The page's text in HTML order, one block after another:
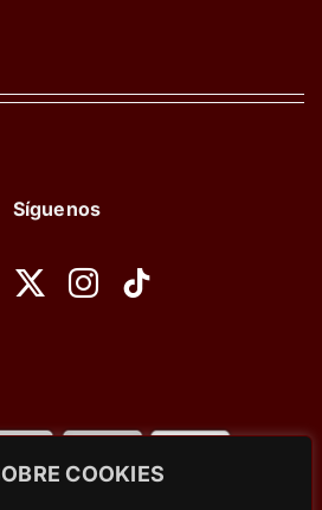
COOKIES
Síguenos